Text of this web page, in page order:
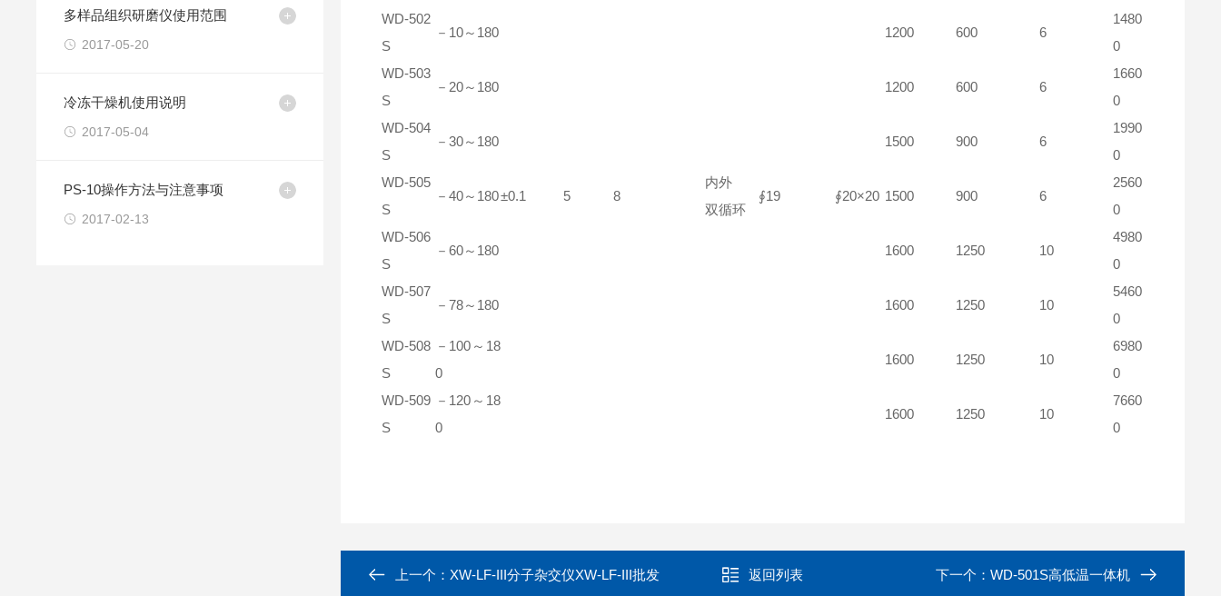
多样品组织研磨仪使用范围
2017-05-20
冷冻干燥机使用说明
2017-05-04
PS-10操作方法与注意事项
2017-02-13
±0.1 5 8
内外
双循环
∮19 ∮20×20
WD-502
S
－10～180 1200 600 6
1480
0
WD-503
S
－20～180 1200 600 6
1660
0
WD-504
S
－30～180 1500 900 6
1990
0
WD-505
S
－40～180 1500 900 6
2560
0
WD-506
S
－60～180 1600 1250 10
4980
0
WD-507
S
－78～180 1600 1250 10
5460
0
WD-508
S
－100～18
0
1600 1250 10
6980
0
WD-509
S
－120～18
0
1600 1250 10
7660
0
上一个：XW-LF-III分子杂交仪XW-LF-III批发 返回列表 下一个： WD-501S高低温一体机